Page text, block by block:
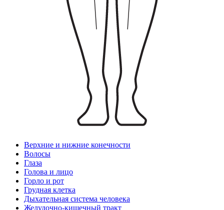
Верхние и нижние конечности
Волосы
Глаза
Голова и лицо
Горло и рот
Грудная клетка
Дыхательная система человека
Желудочно-кишечный тракт